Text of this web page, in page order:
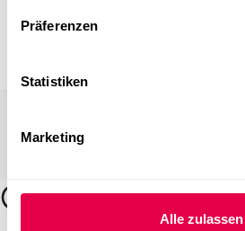
Präferenzen
Statistiken
Marketing
Alle zulassen